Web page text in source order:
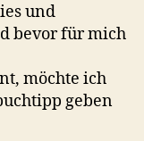
und
bevor für mich
möchte ich
geben